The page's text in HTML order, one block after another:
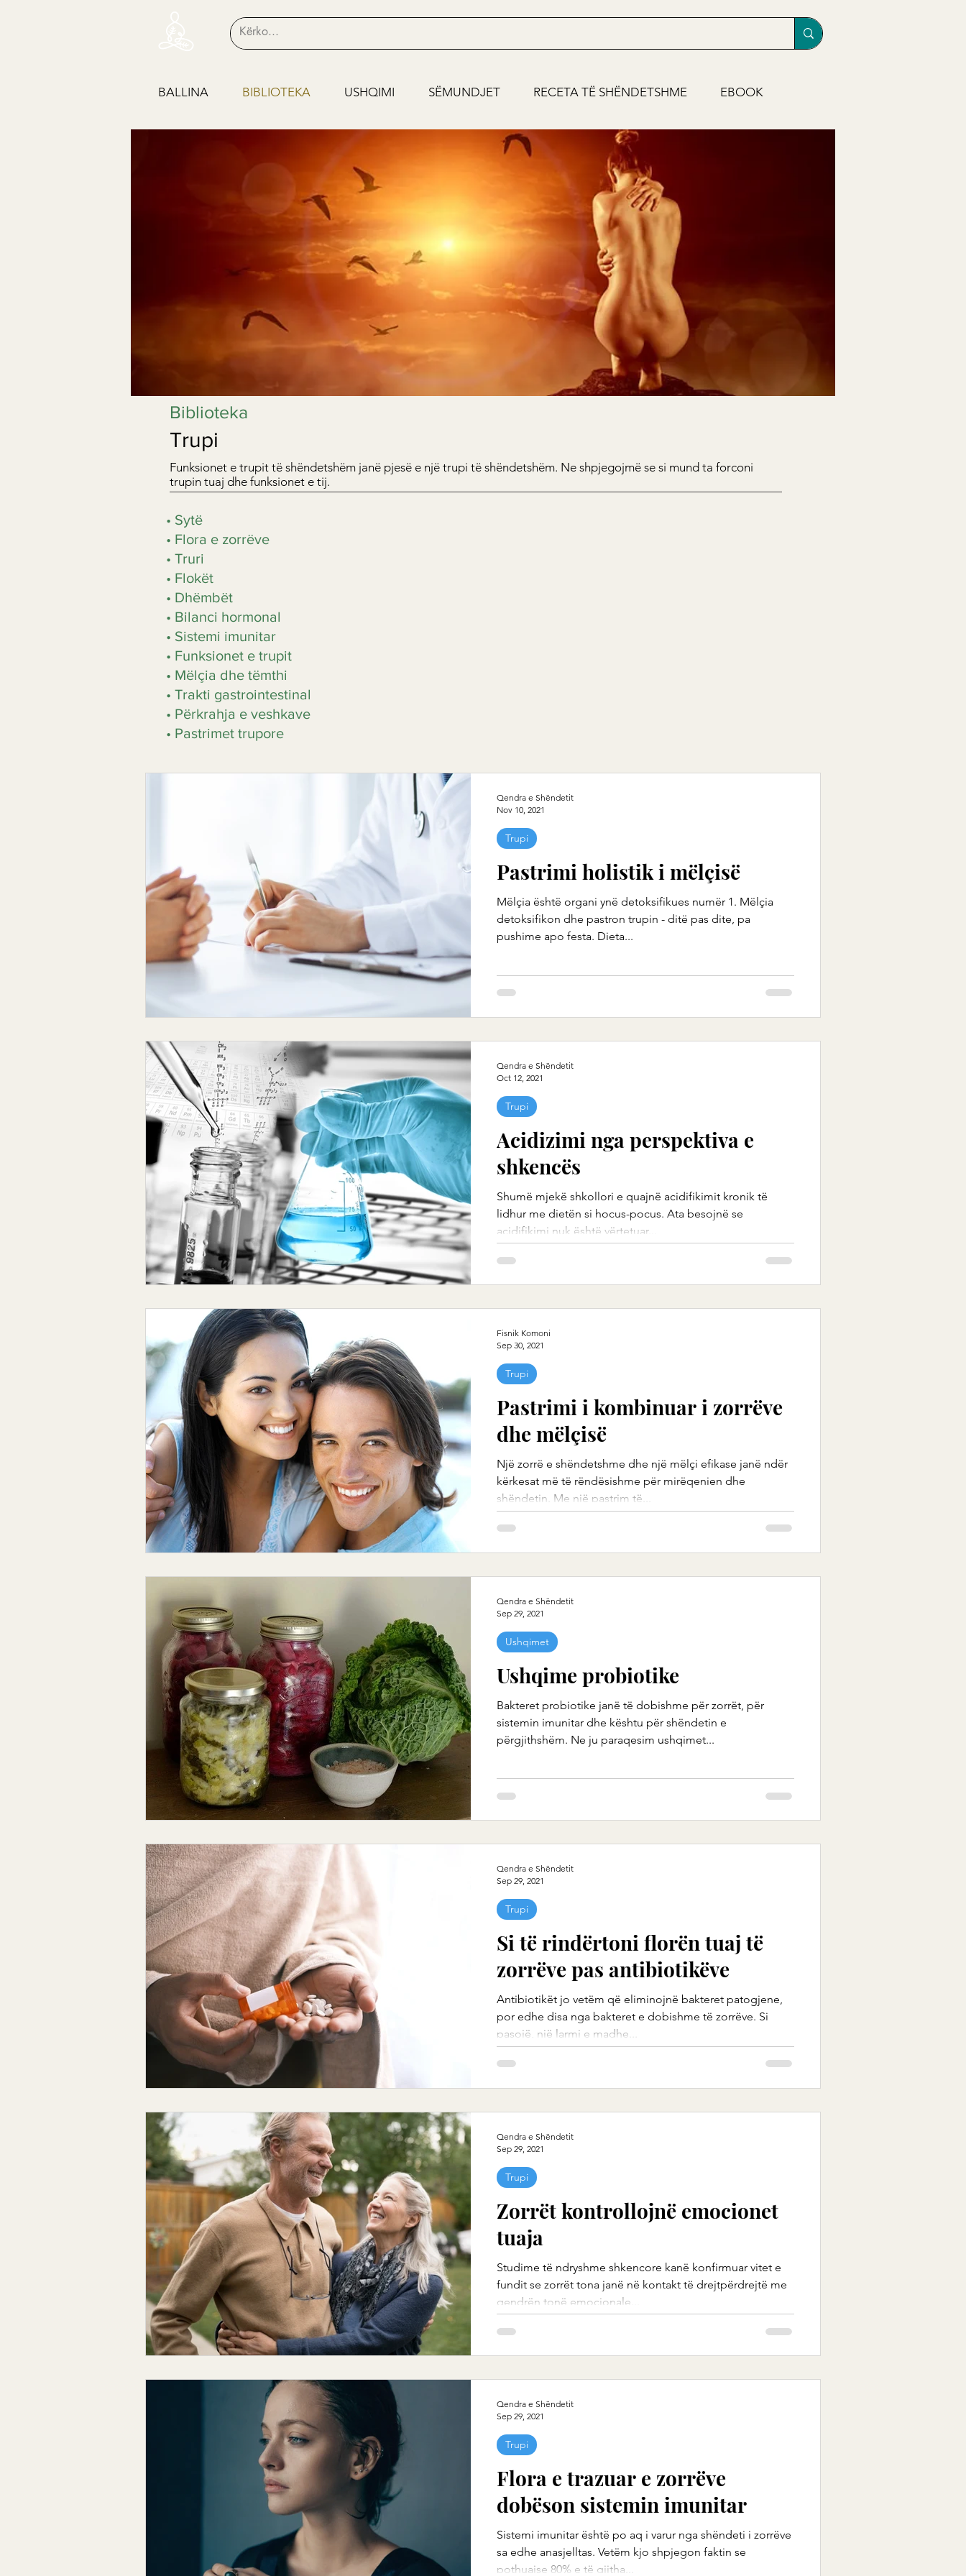
BALLINA BIBLIOTEKA USHQIMI SËMUNDJET RECETA TË SHËNDETSHME EBOOK
Biblioteka
Trupi
Funksionet e trupit të shëndetshëm janë pjesë e një trupi të shëndetshëm. Ne shpjegojmë se si mund ta forconi
trupin tuaj dhe funksionet e tij.
• Sytë
• Flora e zorrëve
• Truri
• Flokët
• Dhëmbët
• Bilanci hormonal
• Sistemi imunitar
• Funksionet e trupit
• Mëlçia dhe tëmthi
• Trakti gastrointestinal
• Përkrahja e veshkave
• Pastrimet trupore
Pastrimi holistik i mëlçisë
Mëlçia është organi ynë detoksifikues numër 1. Mëlçia
detoksifikon dhe pastron trupin - ditë pas dite, pa
pushime apo festa. Dieta...
Trupi
Qendra e Shëndetit
Nov 10, 2021
Acidizimi nga perspektiva e
shkencës
Shumë mjekë shkollori e quajnë acidifikimit kronik të
lidhur me dietën si hocus-pocus. Ata besojnë se
acidifikimi nuk është vërtetuar...
Trupi
Qendra e Shëndetit
Oct 12, 2021
Pastrimi i kombinuar i zorrëve
dhe mëlçisë
Një zorrë e shëndetshme dhe një mëlçi efikase janë ndër
kërkesat më të rëndësishme për mirëqenien dhe
shëndetin. Me një pastrim të...
Trupi
Fisnik Komoni
Sep 30, 2021
Ushqime probiotike
Bakteret probiotike janë të dobishme për zorrët, për
sistemin imunitar dhe kështu për shëndetin e
përgjithshëm. Ne ju paraqesim ushqimet...
Ushqimet
Qendra e Shëndetit
Sep 29, 2021
Si të rindërtoni florën tuaj të
zorrëve pas antibiotikëve
Antibiotikët jo vetëm që eliminojnë bakteret patogjene,
por edhe disa nga bakteret e dobishme të zorrëve. Si
pasojë, një larmi e madhe...
Trupi
Qendra e Shëndetit
Sep 29, 2021
Zorrët kontrollojnë emocionet
tuaja
Studime të ndryshme shkencore kanë konfirmuar vitet e
fundit se zorrët tona janë në kontakt të drejtpërdrejtë me
qendrën tonë emocionale...
Trupi
Qendra e Shëndetit
Sep 29, 2021
Flora e trazuar e zorrëve
dobëson sistemin imunitar
Sistemi imunitar është po aq i varur nga shëndeti i zorrëve
sa edhe anasjelltas. Vetëm kjo shpjegon faktin se
pothuajse 80% e të gjitha...
Trupi
Qendra e Shëndetit
Sep 29, 2021